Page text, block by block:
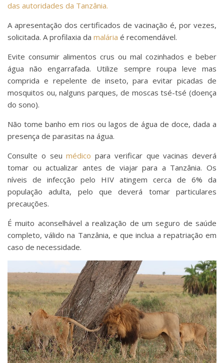
das autoridades da Tanzânia.
A apresentação dos certificados de vacinação é, por vezes,
solicitada. A profilaxia da malária é recomendável.
Evite consumir alimentos crus ou mal cozinhados e beber
água não engarrafada. Utilize sempre roupa leve mas
comprida e repelente de inseto, para evitar picadas de
mosquitos ou, nalguns parques, de moscas tsé-tsé (doença
do sono).
Não tome banho em rios ou lagos de água de doce, dada a
presença de parasitas na água.
Consulte o seumédico para verificar que vacinas deverá
tomar ou actualizar antes de viajar para a Tanzânia. Os
níveis de infecção pelo HIV atingem cerca de 6% da
população adulta, pelo que deverá tomar particulares
precauções.
É muito aconselhável a realização de um seguro de saúde
completo, válido na Tanzânia, e que inclua a repatriação em
caso de necessidade.